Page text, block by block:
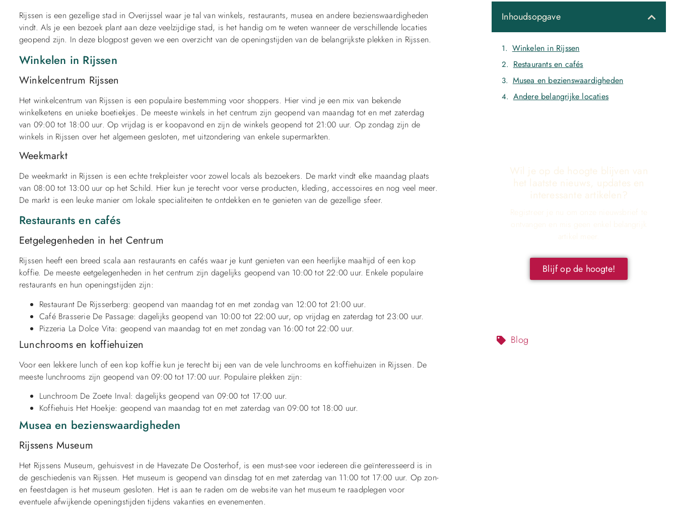
Rijssen is een gezellige stad in Overijssel waar je tal van winkels, restaurants, musea en andere bezienswaardigheden
vindt. Als je een bezoek plant aan deze veelzijdige stad, is het handig om te weten wanneer de verschillende locaties
geopend zijn. In deze blogpost geven we een overzicht van de openingstijden van de belangrijkste plekken in Rijssen.
Winkelen in Rijssen
Winkelcentrum Rijssen
Het winkelcentrum van Rijssen is een populaire bestemming voor shoppers. Hier vind je een mix van bekende
winkelketens en unieke boetiekjes. De meeste winkels in het centrum zijn geopend van maandag tot en met zaterdag
van 09:00 tot 18:00 uur. Op vrijdag is er koopavond en zijn de winkels geopend tot 21:00 uur. Op zondag zijn de
winkels in Rijssen over het algemeen gesloten, met uitzondering van enkele supermarkten.
Weekmarkt
De weekmarkt in Rijssen is een echte trekpleister voor zowel locals als bezoekers. De markt vindt elke maandag plaats
van 08:00 tot 13:00 uur op het Schild. Hier kun je terecht voor verse producten, kleding, accessoires en nog veel meer.
De markt is een leuke manier om lokale specialiteiten te ontdekken en te genieten van de gezellige sfeer.
Restaurants en cafés
Eetgelegenheden in het Centrum
Rijssen heeft een breed scala aan restaurants en cafés waar je kunt genieten van een heerlijke maaltijd of een kop
koffie. De meeste eetgelegenheden in het centrum zijn dagelijks geopend van 10:00 tot 22:00 uur. Enkele populaire
restaurants en hun openingstijden zijn:
Restaurant De Rijsserberg: geopend van maandag tot en met zondag van 12:00 tot 21:00 uur.
Café Brasserie De Passage: dagelijks geopend van 10:00 tot 22:00 uur, op vrijdag en zaterdag tot 23:00 uur.
Pizzeria La Dolce Vita: geopend van maandag tot en met zondag van 16:00 tot 22:00 uur.
Lunchrooms en koffiehuizen
Voor een lekkere lunch of een kop koffie kun je terecht bij een van de vele lunchrooms en koffiehuizen in Rijssen. De
meeste lunchrooms zijn geopend van 09:00 tot 17:00 uur. Populaire plekken zijn:
Lunchroom De Zoete Inval: dagelijks geopend van 09:00 tot 17:00 uur.
Koffiehuis Het Hoekje: geopend van maandag tot en met zaterdag van 09:00 tot 18:00 uur.
Musea en bezienswaardigheden
Rijssens Museum
Het Rijssens Museum, gehuisvest in de Havezate De Oosterhof, is een must-see voor iedereen die geïnteresseerd is in
de geschiedenis van Rijssen. Het museum is geopend van dinsdag tot en met zaterdag van 11:00 tot 17:00 uur. Op zon-
en feestdagen is het museum gesloten. Het is aan te raden om de website van het museum te raadplegen voor
eventuele afwijkende openingstijden tijdens vakanties en evenementen.
Inhoudsopgave
Winkelen in Rijssen
Restaurants en cafés
Musea en bezienswaardigheden
Andere belangrijke locaties
Wil je op de hoogte blijven van
het laatste nieuws, updates en
interessante artikelen?
Registreer je nu om onze nieuwsbrief te
ontvangen en mis geen enkel belangrijk
artikel meer.
Blijf op de hoogte!
Blog